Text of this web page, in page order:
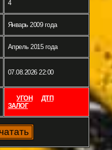
4
Январь 2009 года
Апрель 2015 года
07.08.2026 22:00
УГОН
ДТП
ЗАЛОГ